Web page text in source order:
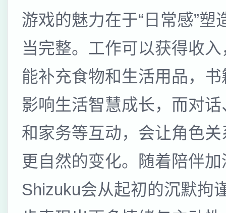
游戏的魅力在于“日常感”塑
当完整。工作可以获得收
能补充食物和生活用品，
影响生活智慧成长，而对
和家务等互动，会让角色
更自然的变化。随着陪伴加
Shizuku会从起初的沉默拘